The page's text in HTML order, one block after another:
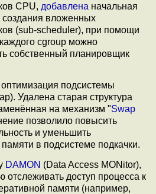
CPU, добавлена начальная
создания вложенных
(sub-scheduler), при помощи
cgroup можно
собственный планировщик
подсистемы
Удалена старая структура
на механизм "Swap
позволило повысить
и уменьшить
в подсистеме подкачки.
DAMON (Data Access MONitor),
отслеживать доступ процесса к
памяти (например,